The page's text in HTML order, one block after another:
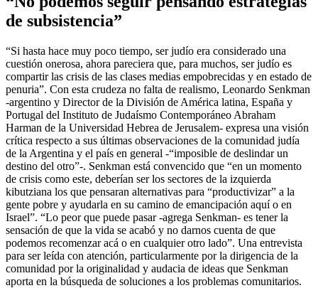
de subsistencia”
“Si hasta hace muy poco tiempo, ser judío era considerado una
cuestión onerosa, ahora pareciera que, para muchos, ser judío es
compartir las crisis de las clases medias empobrecidas y en estado de
penuria”. Con esta crudeza no falta de realismo, Leonardo Senkman
-argentino y Director de la División de América latina, España y
Portugal del Instituto de Judaísmo Contemporáneo Abraham
Harman de la Universidad Hebrea de Jerusalem- expresa una visión
crítica respecto a sus últimas observaciones de la comunidad judía
de la Argentina y el país en general -“imposible de deslindar un
destino del otro”-. Senkman está convencido que “en un momento
de crisis como este, deberían ser los sectores de la izquierda
kibutziana los que pensaran alternativas para “productivizar” a la
gente pobre y ayudarla en su camino de emancipación aquí o en
Israel”. “Lo peor que puede pasar -agrega Senkman- es tener la
sensación de que la vida se acabó y no darnos cuenta de que
podemos recomenzar acá o en cualquier otro lado”. Una entrevista
para ser leída con atención, particularmente por la dirigencia de la
comunidad por la originalidad y audacia de ideas que Senkman
aporta en la búsqueda de soluciones a los problemas comunitarios.